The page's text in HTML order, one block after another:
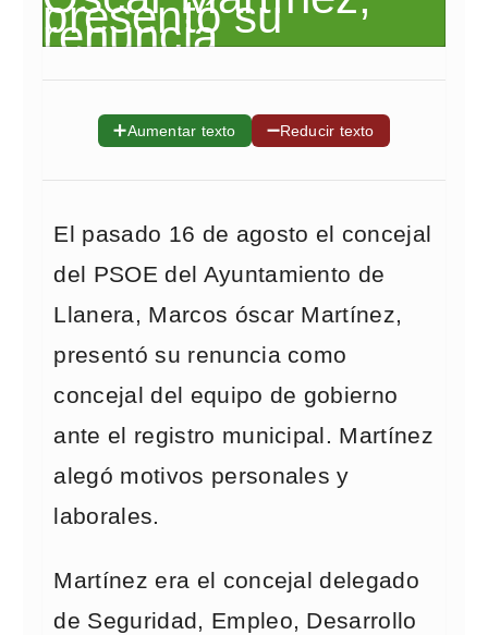
➕Aumentar texto ➖Reducir texto
El pasado 16 de agosto el concejal
del PSOE del Ayuntamiento de
Llanera, Marcos óscar Martínez,
presentó su renuncia como
concejal del equipo de gobierno
ante el registro municipal. Martínez
alegó motivos personales y
laborales.
Martínez era el concejal delegado
de Seguridad, Empleo, Desarrollo